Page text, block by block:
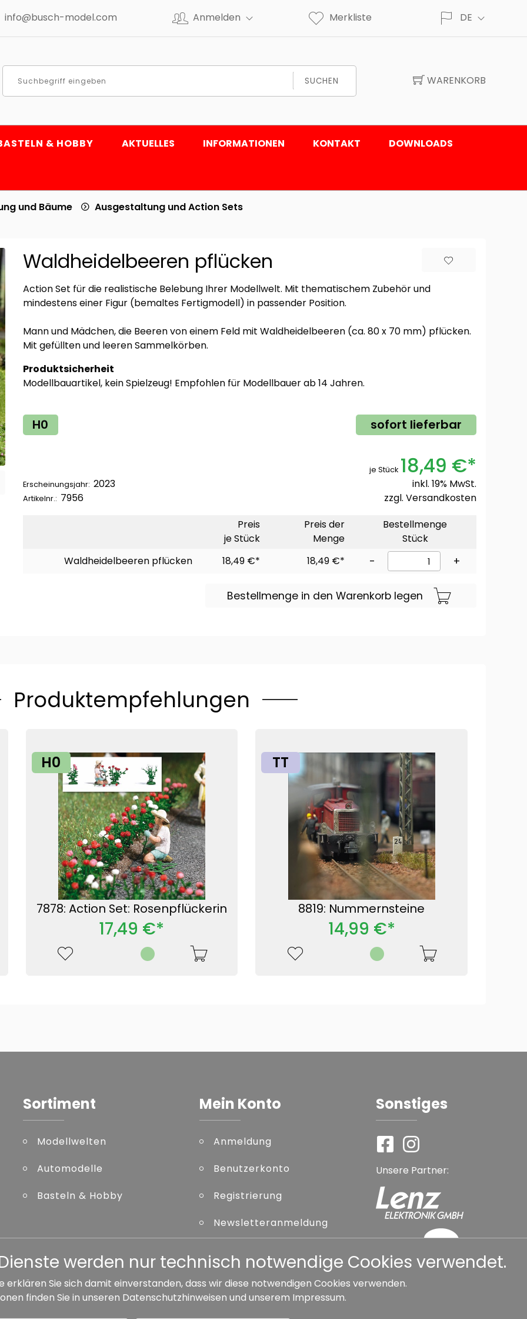
info@busch-model.com Anmelden Merkliste DE
SUCHEN WARENKORB
& HOBBY AKTUELLES INFORMATIONEN KONTAKT DOWNLOADS
und Bäume Ausgestaltung und Action Sets
Waldheidelbeeren pflücken
Action Set für die realistische Belebung Ihrer Modellwelt. Mit thematischem Zubehör und
mindestens einer Figur (bemaltes Fertigmodell) in passender Position.
Mann und Mädchen, die Beeren von einem Feld mit Waldheidelbeeren (ca. 80 x 70 mm) pflücken.
Mit gefüllten und leeren Sammelkörben.
Produktsicherheit
Modellbauartikel, kein Spielzeug! Empfohlen für Modellbauer ab 14 Jahren.
H0 sofort lieferbar
Erscheinungsjahr: 2023
Artikelnr.: 7956
je Stück 18,49 €*
inkl. 19% MwSt.
zzgl. Versandkosten
Preis
je Stück
Preis der
Menge
Bestellmenge
Stück
Waldheidelbeeren pflücken
18,49 €* 18,49 €* - +
Bestellmenge in den Warenkorb legen
Produktempfehlungen
H0
7878: Action Set: Rosenpflückerin
17,49 €*
TT
8819: Nummernsteine
14,99 €*
Sortiment
Modellwelten
Automodelle
Basteln & Hobby
Mein Konto
Anmeldung
Benutzerkonto
Registrierung
Newsletteranmeldung
Sonstiges
Unsere Partner:
werden nur technisch notwendige Cookies verwendet.
erklären Sie sich damit einverstanden, dass wir diese notwendigen Cookies verwenden.
finden Sie in unseren Datenschutzhinweisen und unserem Impressum.